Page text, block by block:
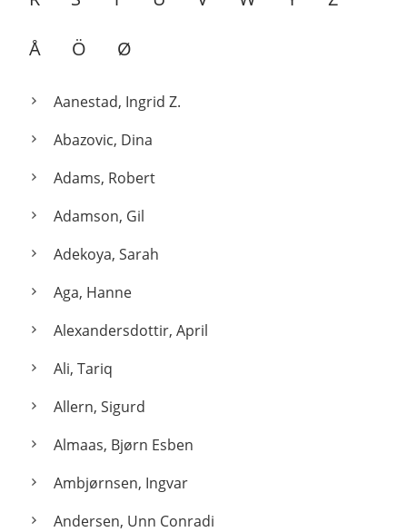
Å Ö Ø
Aanestad, Ingrid Z.
Abazovic, Dina
Adams, Robert
Adamson, Gil
Adekoya, Sarah
Aga, Hanne
Alexandersdottir, April
Ali, Tariq
Allern, Sigurd
Almaas, Bjørn Esben
Ambjørnsen, Ingvar
Andersen, Unn Conradi